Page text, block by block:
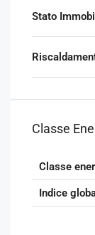
Stato
Classe
Classe
Indice